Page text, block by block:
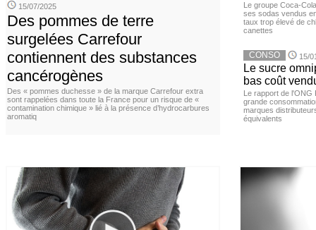
15/07/2025
Des pommes de terre
surgelées Carrefour
contiennent des substances
cancérogènes
Des « pommes duchesse » de la marque Carrefour extra
sont rappelées dans toute la France pour un risque de «
contamination chimique » lié à la présence d’hydrocarbures
aromatiq
Le groupe Coca-
ses sodas vendus
taux trop élevé de
canettes
CONSO 15/
Le sucre
bas coût
Le rapport de l'ONG
grande
marques
équivalents